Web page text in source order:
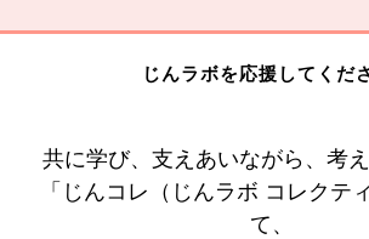
じんラボを応援してくだ
共に学び、支えあいながら、考
「じんコレ（じんラボ コレクテ
て、